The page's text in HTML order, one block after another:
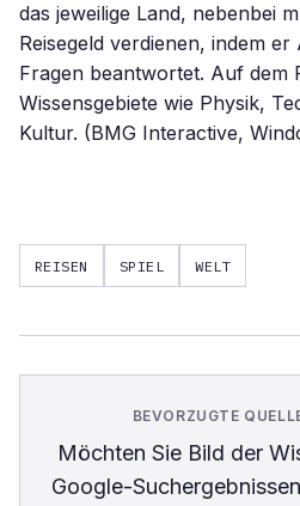
das jeweilige Land, nebenbei
Reisegeld verdienen, indem
Fragen beantwortet. Auf dem
Wissensgebiete wie Physik,
Kultur. (BMG Interactive,
REISEN SPIEL WELT
BEVORZUGTE
Möchten Sie Bild der
Google-